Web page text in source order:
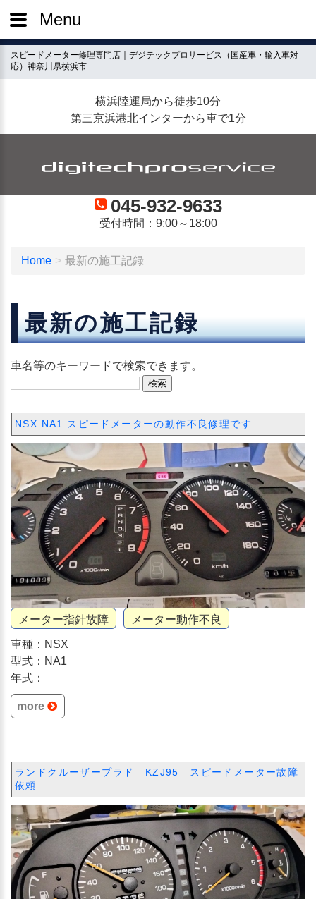
スピードメーター修理専門店｜デジテックプロサービス（国産車・輸入車対
応）神奈川県横浜市
横浜陸運局から徒歩10分
第三京浜港北インターから車で1分
045-932-9633
受付時間：9:00～18:00
Home 最新の施工記録
最新の施工記録
車名等のキーワードで検索できます。
NSX NA1 スピードメーターの動作不良修理です
メーター指針故障 メーター動作不良
車種：NSX
型式：NA1
年式：
more
ランドクルーザープラド KZJ95 スピードメーター故障
依頼
Menu